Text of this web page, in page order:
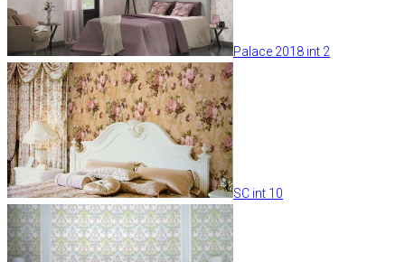
Palace 2018 int 2
SC int 10